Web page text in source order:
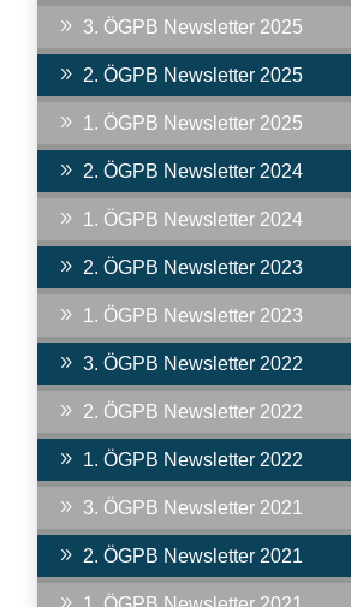
9 3. ÖGPB Newsletter 2025
9 2. ÖGPB Newsletter 2025
9 1. ÖGPB Newsletter 2025
9 2. ÖGPB Newsletter 2024
9 1. ÖGPB Newsletter 2024
9 2. ÖGPB Newsletter 2023
9 1. ÖGPB Newsletter 2023
9 3. ÖGPB Newsletter 2022
9 2. ÖGPB Newsletter 2022
9 1. ÖGPB Newsletter 2022
9 3. ÖGPB Newsletter 2021
9 2. ÖGPB Newsletter 2021